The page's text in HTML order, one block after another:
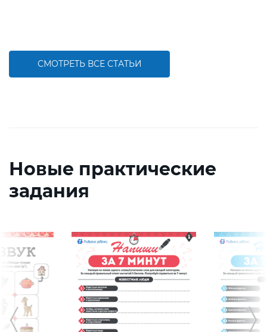
СМОТРЕТЬ ВСЕ СТАТЬИ
Новые практические
задания